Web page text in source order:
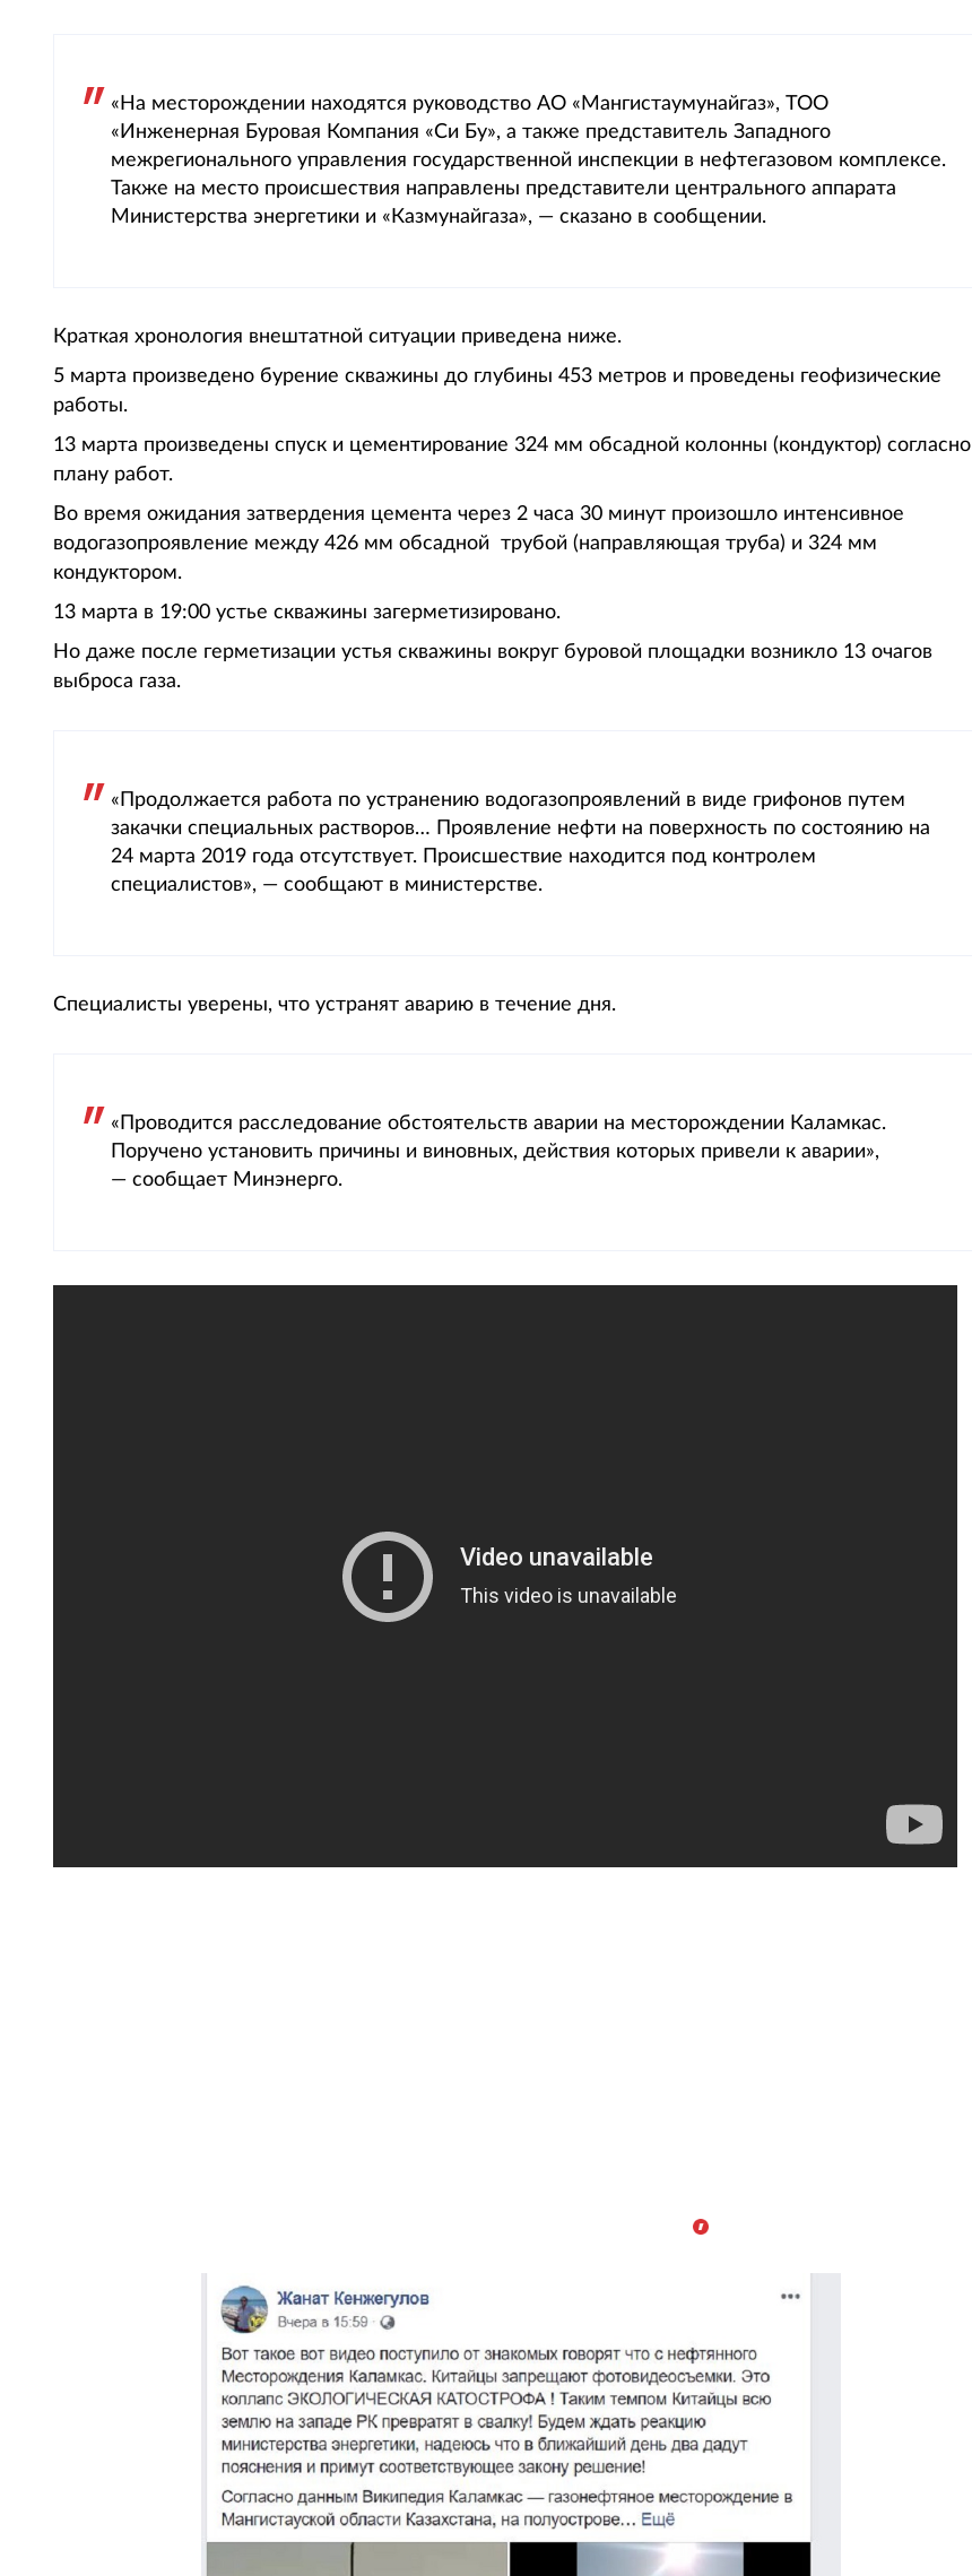
«На месторождении находятся руководство АО «Мангистаумунайгаз», ТОО
«Инженерная Буровая Компания «Си Бу», а также представитель Западного
межрегионального управления государственной инспекции в нефтегазовом комплексе.
Также на место происшествия направлены представители центрального аппарата
Министерства энергетики и «Казмунайгаза», — сказано в сообщении.
Краткая хронология внештатной ситуации приведена ниже.
5 марта произведено бурение скважины до глубины 453 метров и проведены геофизические
работы.
13 марта произведены спуск и цементирование 324 мм обсадной колонны (кондуктор) согласно
плану работ.
Во время ожидания затвердения цемента через 2 часа 30 минут произошло интенсивное
водогазопроявление между 426 мм обсадной трубой (направляющая труба) и 324 мм
кондуктором.
13 марта в 19:00 устье скважины загерметизировано.
Но даже после герметизации устья скважины вокруг буровой площадки возникло 13 очагов
выброса газа.
«Продолжается работа по устранению водогазопроявлений в виде грифонов путем
закачки специальных растворов… Проявление нефти на поверхность по состоянию на
24 марта 2019 года отсутствует. Происшествие находится под контролем
специалистов», — сообщают в министерстве.
Специалисты уверены, что устранят аварию в течение дня.
«Проводится расследование обстоятельств аварии на месторождении Каламкас.
Поручено установить причины и виновных, действия которых привели к аварии»,
— сообщает Минэнерго.